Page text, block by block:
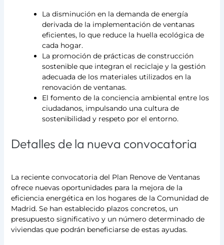
La disminución en la demanda de energía
derivada de la implementación de ventanas
eficientes, lo que reduce la huella ecológica de
cada hogar.
La promoción de prácticas de construcción
sostenible que integran el reciclaje y la gestión
adecuada de los materiales utilizados en la
renovación de ventanas.
El fomento de la conciencia ambiental entre los
ciudadanos, impulsando una cultura de
sostenibilidad y respeto por el entorno.
Detalles de la nueva convocatoria
La reciente convocatoria del Plan Renove de Ventanas
ofrece nuevas oportunidades para la mejora de la
eficiencia energética en los hogares de la Comunidad de
Madrid. Se han establecido plazos concretos, un
presupuesto significativo y un número determinado de
viviendas que podrán beneficiarse de estas ayudas.